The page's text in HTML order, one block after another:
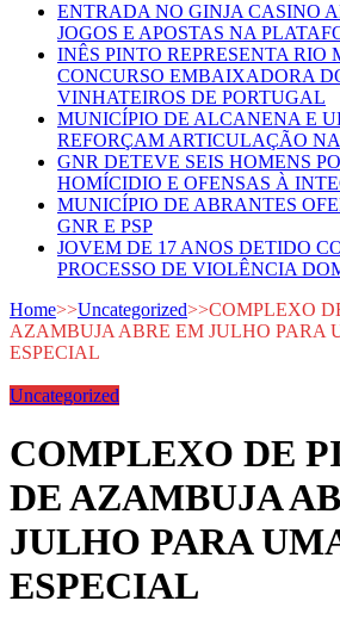
ENTRADA NO GINJA CASINO
JOGOS E APOSTAS NA
INÊS PINTO REPRESENTA RIO
CONCURSO EMBAIXADORA
VINHATEIROS DE PORTUGAL
MUNICÍPIO DE ALCANENA E
REFORÇAM ARTICULAÇÃO
GNR DETEVE SEIS HOMENS
HOMÍCIDIO E OFENSAS À
MUNICÍPIO DE ABRANTES
GNR E PSP
JOVEM DE 17 ANOS DETIDO
PROCESSO DE VIOLÊNCIA
Home>>Uncategorized>>COMPLEXO
AZAMBUJA ABRE EM JULHO PARA
ESPECIAL
Uncategorized
COMPLEXO DE
DE AZAMBUJA
JULHO PARA
ESPECIAL